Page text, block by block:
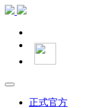
正式官方